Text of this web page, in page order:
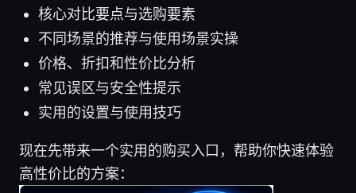
核心对比要点与选购要素
不同场景的推荐与使用场景实操
价格、折扣和性价比分析
常见误区与安全性提示
实用的设置与使用技巧
现在先带来一个实用的购买入口，帮助你快速体验
高性价比的方案：